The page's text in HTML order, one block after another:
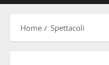
Home Spettacoli